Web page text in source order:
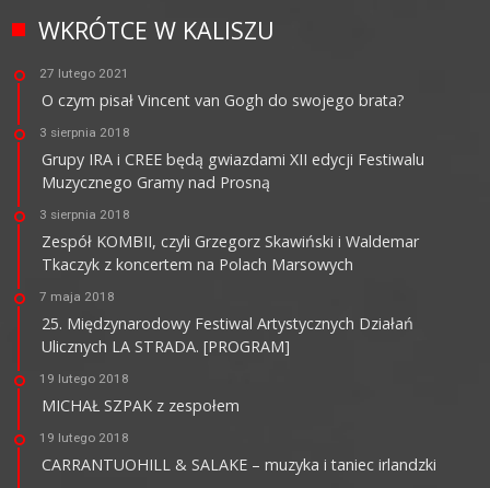
WKRÓTCE W KALISZU
27 lutego 2021
O czym pisał Vincent van Gogh do swojego brata?
3 sierpnia 2018
Grupy IRA i CREE będą gwiazdami XII edycji Festiwalu
Muzycznego Gramy nad Prosną
3 sierpnia 2018
Zespół KOMBII, czyli Grzegorz Skawiński i Waldemar
Tkaczyk z koncertem na Polach Marsowych
7 maja 2018
25. Międzynarodowy Festiwal Artystycznych Działań
Ulicznych LA STRADA. [PROGRAM]
19 lutego 2018
MICHAŁ SZPAK z zespołem
19 lutego 2018
CARRANTUOHILL & SALAKE – muzyka i taniec irlandzki